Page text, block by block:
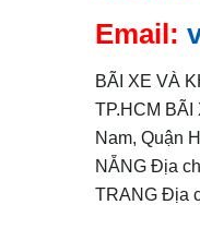
Email:
BÃI XE VÀ
TP.HCM
Nam, Quận
NẴNG Địa
TRANG Địa